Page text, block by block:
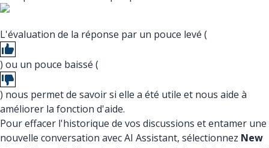
L'évaluation de la réponse par un pouce levé (
) ou un pouce baissé (
) nous permet de savoir si elle a été utile et nous aide à
améliorer la fonction d'aide.
Pour effacer l'historique de vos discussions et entamer une
nouvelle conversation avec AI Assistant, sélectionnez New